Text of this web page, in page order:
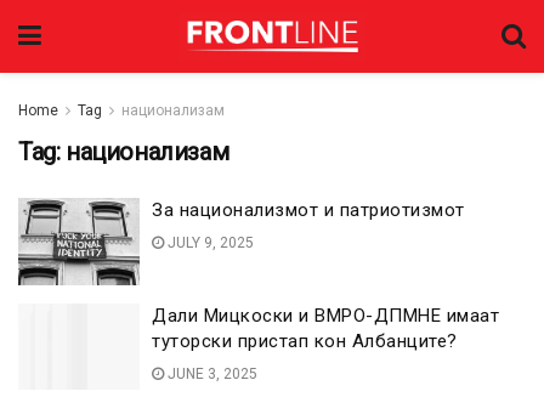
Home Tag национализам
Tag: национализам
За национализмот и патриотизмот
JULY 9, 2025
Дали Мицкоски и ВМРО-ДПМНЕ имаат
туторски пристап кон Албанците?
JUNE 3, 2025